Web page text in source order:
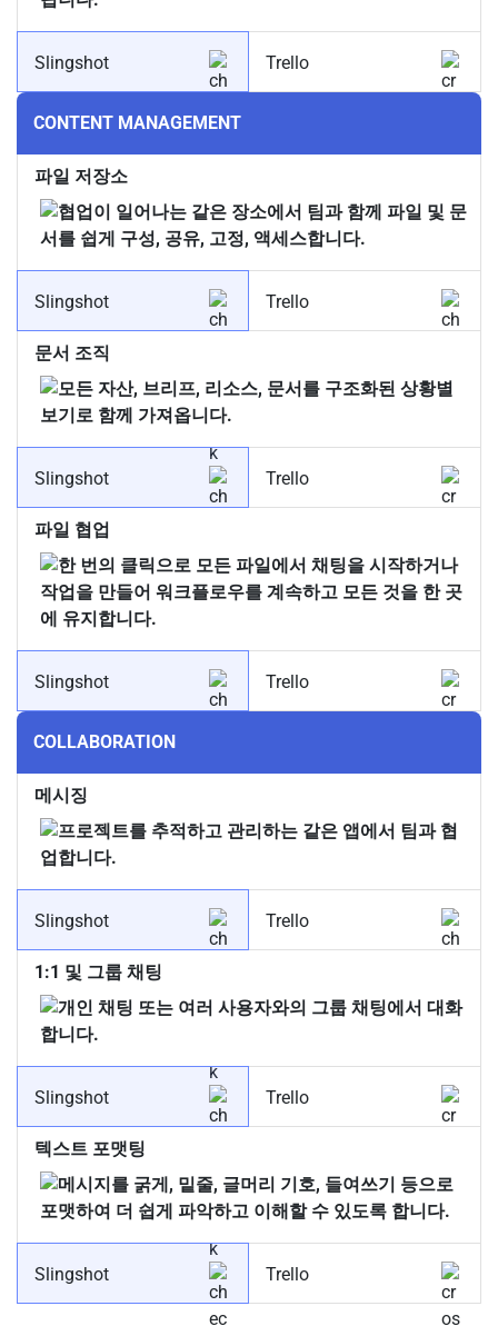
Slingshot Trello
CONTENT MANAGEMENT
파일 저장소
Slingshot Trello
문서 조직
Slingshot Trello
파일 협업
Slingshot Trello
COLLABORATION
메시징
Slingshot Trello
1:1 및 그룹 채팅
Slingshot Trello
텍스트 포맷팅
Slingshot Trello